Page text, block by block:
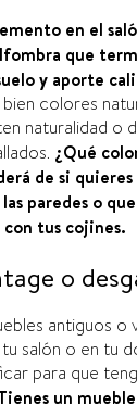
en el
que
y aporte
colores
naturalidad o
¿Qué
de si
paredes o
tus cojines.
o
antiguos o
salón o en tu
para que
un